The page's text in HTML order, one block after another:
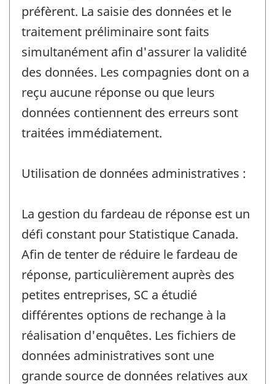
préfèrent. La saisie des données et le
traitement préliminaire sont faits
simultanément afin d'assurer la validité
des données. Les compagnies dont on a
reçu aucune réponse ou que leurs
données contiennent des erreurs sont
traitées immédiatement.
Utilisation de données administratives :
La gestion du fardeau de réponse est un
défi constant pour Statistique Canada.
Afin de tenter de réduire le fardeau de
réponse, particulièrement auprès des
petites entreprises, SC a étudié
différentes options de rechange à la
réalisation d'enquêtes. Les fichiers de
données administratives sont une
grande source de données relatives aux